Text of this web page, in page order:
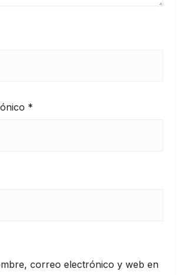
*
correo electrónico y web en